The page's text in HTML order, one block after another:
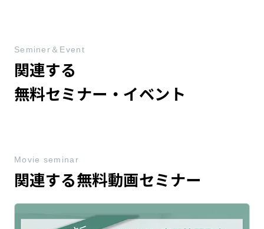
関連する
無料セミナー・イベント
Seminer＆Event
関連する無料動画セミナー
Movie seminar